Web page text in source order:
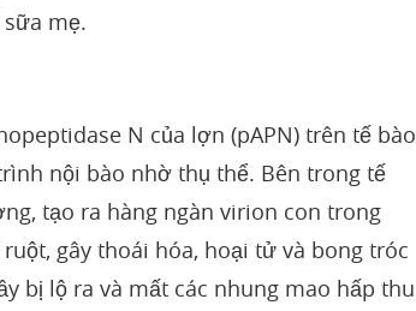
mẹ.
N của lợn (pAPN) trên tế bào
nội bào nhờ thụ thể. Bên trong tế
tạo ra hàng ngàn virion con trong
gây thoái hóa, hoại tử và bong tróc
bị lộ ra và mất các nhung mao hấp thu